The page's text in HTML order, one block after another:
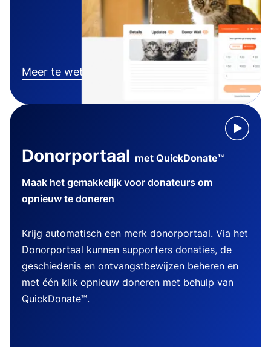
Meer te weten komen
Donorportaal met QuickDonate™
Maak het gemakkelijk voor donateurs om
opnieuw te doneren
Krijg automatisch een merk donorportaal. Via het
Donorportaal kunnen supporters donaties, de
geschiedenis en ontvangstbewijzen beheren en
met één klik opnieuw doneren met behulp van
QuickDonate™.